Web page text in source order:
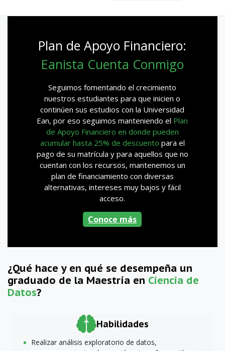
Plan de Apoyo Financiero:
Eanista Cuenta Conmigo
Seguimos fomentando el crecimiento
nuestros estudiantes para que inicien o
continúen sus estudios con la Universidad
Ean, por eso seguimos manteniendo el Plan
de Apoyo Financiero en donde pueden
acumular hasta 25% de descuento para el
pago de su matrícula y para aquellos que no
cuentan con los recursos, mantenemos un
plan de financiamiento con diversas
alternativas, intereses muy bajos y fácil
acceso.
Conoce más
¿Qué hace y en qué se desempeña un
graduado de la Maestría en Ciencia de
Datos?
Habilidades
Realizar análisis exploratorio de datos,